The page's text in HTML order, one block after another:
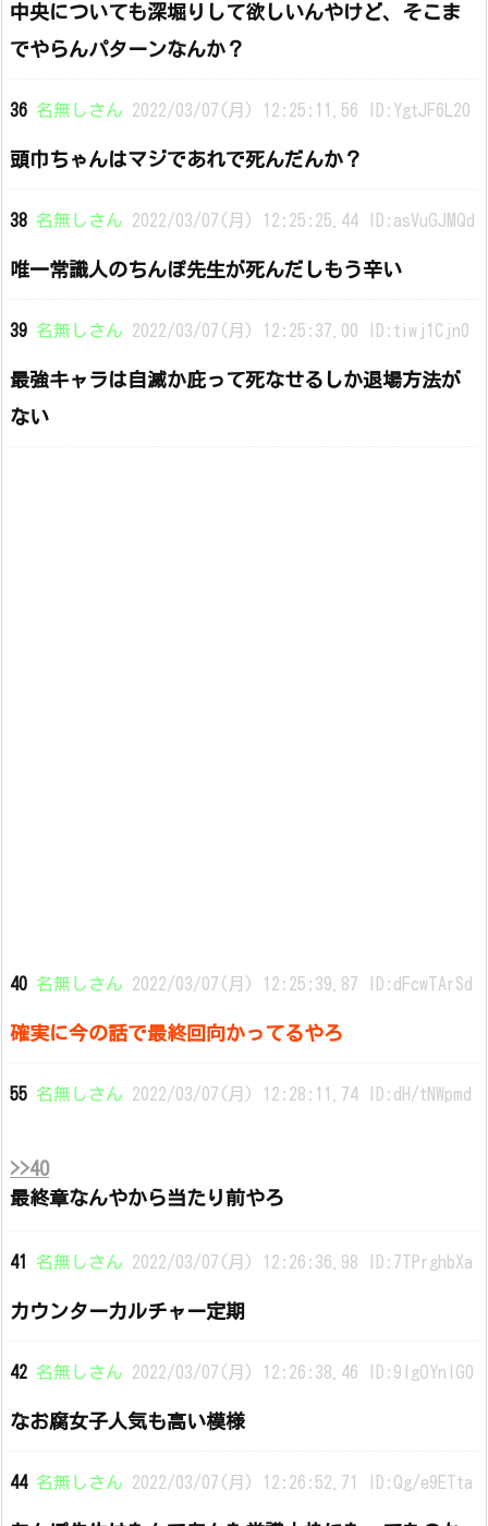
中央についても深堀りして欲しいんやけど、そこま
でやらんパターンなんか？
36 名無しさん 2022/03/07(月) 12:25:11.56 ID:YgtJF6L20
頭巾ちゃんはマジであれで死んだんか？
38 名無しさん 2022/03/07(月) 12:25:25.44 ID:asVuGJMQd
唯一常識人のちんぽ先生が死んだしもう辛い
39 名無しさん 2022/03/07(月) 12:25:37.00 ID:tiwj1Cjn0
最強キャラは自滅か庇って死なせるしか退場方法が
ない
40 名無しさん 2022/03/07(月) 12:25:39.87 ID:dFcwTArSd
確実に今の話で最終回向かってるやろ
55 名無しさん 2022/03/07(月) 12:28:11.74 ID:dH/tNWpmd
>>40
最終章なんやから当たり前やろ
41 名無しさん 2022/03/07(月) 12:26:36.98 ID:7TPrghbXa
カウンターカルチャー定期
42 名無しさん 2022/03/07(月) 12:26:38.46 ID:9lgOYnlG0
なお腐女子人気も高い模様
44 名無しさん 2022/03/07(月) 12:26:52.71 ID:Qg/e9ETta